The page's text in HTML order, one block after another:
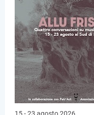
15 - 23 agosto 2026